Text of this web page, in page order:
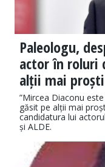
Paleologu,
actor în roluri
alții mai proști
”Mircea Diaconu
găsit pe alții mai
candidatura lui
și ALDE.